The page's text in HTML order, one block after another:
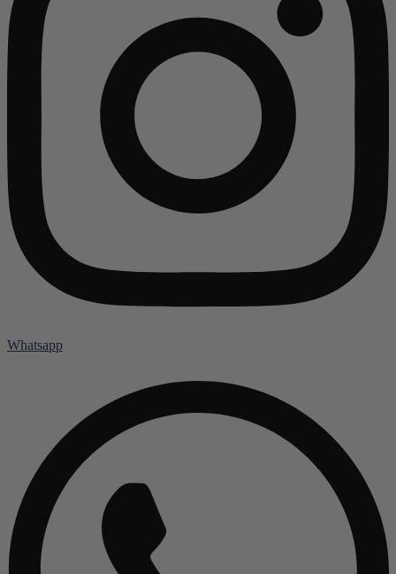
Whatsapp